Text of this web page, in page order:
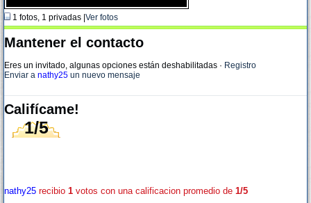
1 fotos, 1 privadas | Ver fotos
Mantener el contacto
Eres un invitado, algunas opciones están deshabilitadas · Registro
Enviar a nathy25 un nuevo mensaje
Califícame!
1/5
nathy25 recibio 1 votos con una calificacion promedio de 1/5